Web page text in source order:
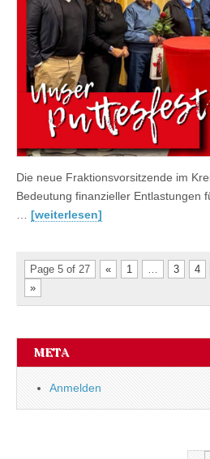
Die neue Fraktionsvorsitzende im
Bedeutung finanzieller Entlastungen
… [weiterlesen]
Page 5 of 27 « 1 … 3 4
»
META
Anmelden